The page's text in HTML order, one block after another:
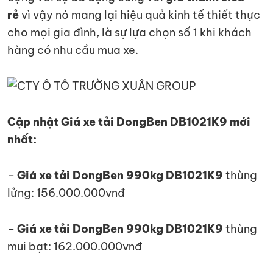
rẻvì vậy nó mang lại hiệu quả kinh tế thiết thực
cho mọi gia đình, là sự lựa chọn số 1 khi khách
hàng có nhu cầu mua xe.
Cập nhật Giá xe tải DongBen DB1021K9 mới
nhất:
– Giá xe tải DongBen 990kg DB1021K9 thùng
lửng: 156.000.000vnđ
– Giá xe tải DongBen 990kg DB1021K9 thùng
mui bạt: 162.000.000vnđ